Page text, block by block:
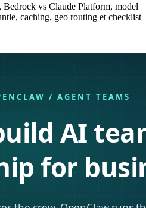
Bedrock vs Claude Platform, model
caching, geo routing et checklist